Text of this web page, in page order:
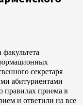
факультета
секретаря
абитуриентами
правилах приема в
и ответили на все